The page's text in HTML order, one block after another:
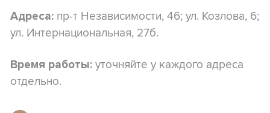
Адреса: пр-т Независимости, 46; ул. Козлова, 6;
ул. Интернациональная, 27б.
Время работы: уточняйте у каждого адреса
отдельно.